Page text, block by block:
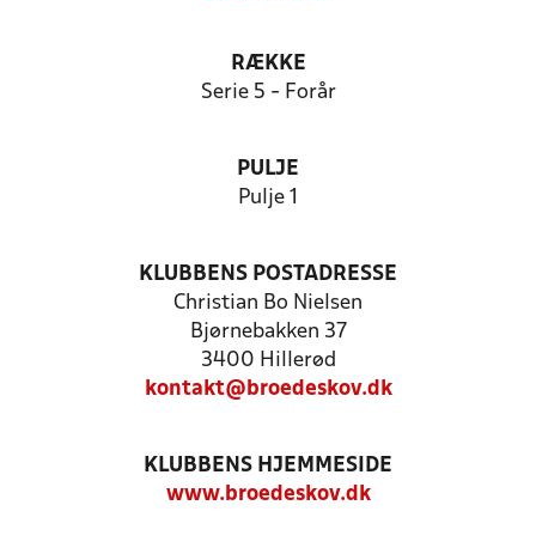
RÆKKE
Serie 5 - Forår
PULJE
Pulje 1
KLUBBENS POSTADRESSE
Christian Bo Nielsen
Bjørnebakken 37
3400 Hillerød
kontakt@broedeskov.dk
KLUBBENS HJEMMESIDE
www.broedeskov.dk